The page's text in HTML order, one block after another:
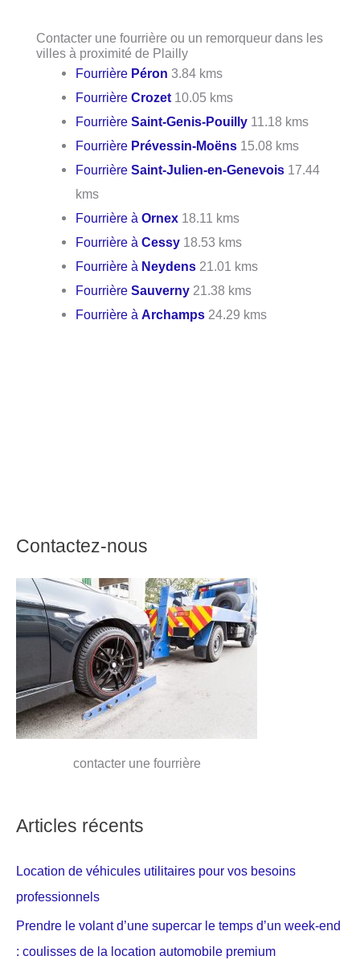
Contacter une fourrière ou un remorqueur dans les
villes à proximité de Plailly
Fourrière Péron 3.84 kms
FourrièreCrozet 10.05 kms
FourrièreSaint-Genis-Pouilly 11.18 kms
Fourrière Prévessin-Moëns 15.08 kms
FourrièreSaint-Julien-en-Genevois 17.44
kms
Fourrière àOrnex 18.11 kms
Fourrière àCessy 18.53 kms
Fourrière à Neydens 21.01 kms
FourrièreSauverny 21.38 kms
Fourrière àArchamps 24.29 kms
Contactez-nous
contacter une fourrière
Articles récents
Location de véhicules utilitaires pour vos besoins
professionnels
Prendre le volant d’une supercar le temps d’un week-end
: coulisses de la location automobile premium